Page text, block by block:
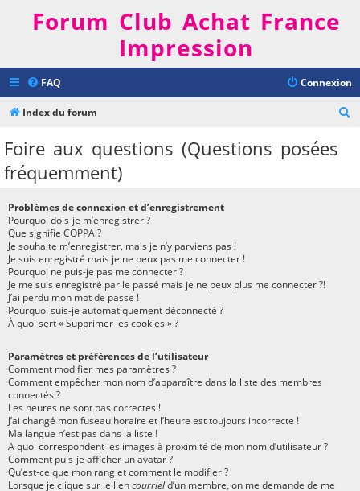
Forum Club Achat France
Impression
FAQ Connexion
Index du forum
Foire aux questions (Questions posées
fréquemment)
Problèmes de connexion et d’enregistrement
Pourquoi dois-je m’enregistrer ?
Que signifie COPPA ?
Je souhaite m’enregistrer, mais je n’y parviens pas !
Je suis enregistré mais je ne peux pas me connecter !
Pourquoi ne puis-je pas me connecter ?
Je me suis enregistré par le passé mais je ne peux plus me connecter ?!
J’ai perdu mon mot de passe !
Pourquoi suis-je automatiquement déconnecté ?
À quoi sert « Supprimer les cookies » ?
Paramètres et préférences de l’utilisateur
Comment modifier mes paramètres ?
Comment empêcher mon nom d’apparaître dans la liste des membres
connectés ?
Les heures ne sont pas correctes !
J’ai changé mon fuseau horaire et l’heure est toujours incorrecte !
Ma langue n’est pas dans la liste !
A quoi correspondent les images à proximité de mon nom d’utilisateur ?
Comment puis-je afficher un avatar ?
Qu’est-ce que mon rang et comment le modifier ?
Lorsque je clique sur le liencourrield’un membre, on me demande de me